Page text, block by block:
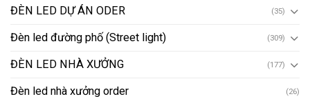
ĐÈN LED DỰ ÁN ODER (35)
Đèn led đường phố (Street light) (309)
ĐÈN LED NHÀ XƯỞNG (177)
Đèn led nhà xưởng order (26)